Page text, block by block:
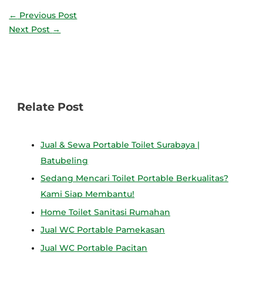
← Previous Post
Next Post →
Relate Post
Jual & Sewa Portable Toilet Surabaya |
Batubeling
Sedang Mencari Toilet Portable Berkualitas?
Kami Siap Membantu!
Home Toilet Sanitasi Rumahan
Jual WC Portable Pamekasan
Jual WC Portable Pacitan